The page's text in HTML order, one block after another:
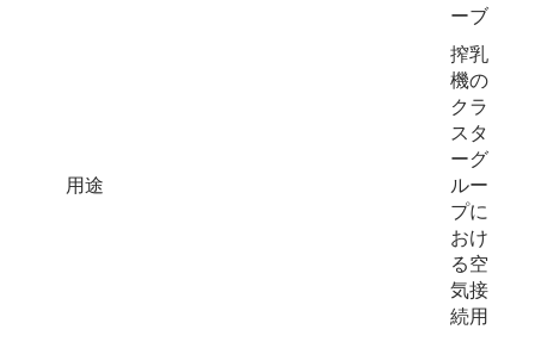
ーブ
用途
搾乳
機の
クラ
スタ
ーグ
ルー
プに
おけ
る空
気接
続用